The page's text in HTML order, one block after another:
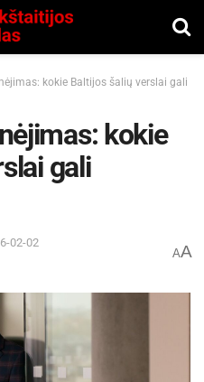
kokie Baltijos šalių verslai gali
kokie
gali
02-02
AA